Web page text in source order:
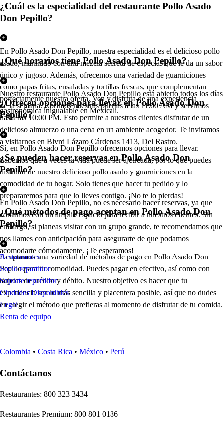
¿Cuál es la especialidad del restaurante Pollo Asado
Don Pepillo?
En Pollo Asado Don Pepillo, nuestra especialidad es el delicioso pollo
asado, marinado con una mezcla secreta de especias que le da un sabor
único y jugoso. Además, ofrecemos una variedad de guarniciones
como papas fritas, ensaladas y tortillas frescas, que complementan
perfectamente nuestra oferta. Ven y disfruta de una experiencia
gastronómica inigualable en Mexicali.
¿Qué horarios tiene Pollo Asado Don Pepillo?
Nuestro restaurante Pollo Asado Don Pepillo está abierto todos los días
de la semana. Abrimos nuestras puertas a las 11:00 AM y servimos
hasta las 10:00 PM. Esto permite a nuestros clientes disfrutar de un
delicioso almuerzo o una cena en un ambiente acogedor. Te invitamos
a visitarnos en Blvrd Lázaro Cárdenas 1413, Del Rastro.
¿Ofrecen opciones para llevar en Pollo Asado Don
Pepillo?
Sí, en Pollo Asado Don Pepillo ofrecemos opciones para llevar.
Sabemos que a veces la vida puede ser ajetreada, por lo que puedes
disfrutar de nuestro delicioso pollo asado y guarniciones en la
comodidad de tu hogar. Solo tienes que hacer tu pedido y lo
prepararemos para que lo lleves contigo. ¡No te lo pierdas!
¿Se pueden hacer reservas en Pollo Asado Don
Pepillo?
En Pollo Asado Don Pepillo, no es necesario hacer reservas, ya que
contamos con un amplio espacio para recibir a nuestros clientes. Sin
embargo, si planeas visitar con un grupo grande, te recomendamos que
nos llames con anticipación para asegurarte de que podamos
acomodarte cómodamente. ¡Te esperamos!
¿Qué métodos de pago aceptan en Pollo Asado Don
Pepillo?
Aceptamos una variedad de métodos de pago en Pollo Asado Don
Pepillo para tu comodidad. Puedes pagar en efectivo, así como con
tarjetas de crédito y débito. Nuestro objetivo es hacer que tu
experiencia sea lo más sencilla y placentera posible, así que no dudes
en elegir el método que prefieras al momento de disfrutar de tu comida.
Restaurantes
Socio repartidor
Soporte repartidor
Ciudades Disponibles
Legal
Renta de equipo
Colombia • Costa Rica • México • Perú
Contáctanos
Restaurantes: 800 323 3434
Restaurantes Premium: 800 801 0186